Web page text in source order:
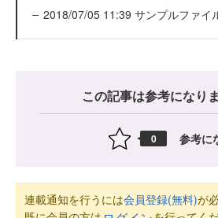
2018/07/05 11:39 サンプルファイ
この記事は参考になり
0 参考に
連載通知を行うには会員登録(無料)が